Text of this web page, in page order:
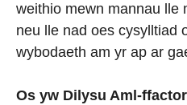
weithio mewn mannau lle
neu lle nad oes cysylltiad
wybodaeth am yr ap ar
Os yw Dilysu Aml-